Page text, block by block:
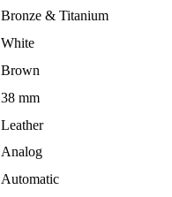
Bronze & Titanium
White
Brown
38 mm
Leather
Analog
Automatic